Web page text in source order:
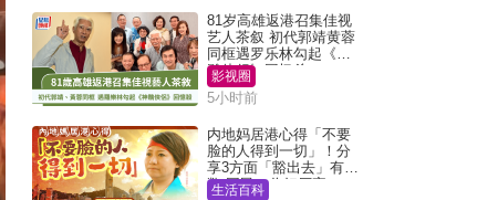
81岁高雄返港召集佳视
艺人茶叙 初代郭靖黄蓉
同框遇罗乐林勾起《神
雕侠侣》回忆杀
影视圈
5小时前
内地妈居港心得「不要
脸的人得到一切」！分
享3方面「豁出去」有著
数 网民：你好厉害
生活百科